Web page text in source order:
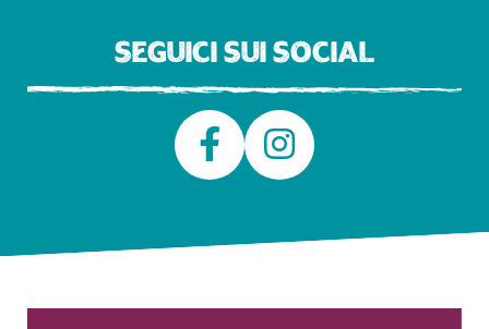
Seguici sui social